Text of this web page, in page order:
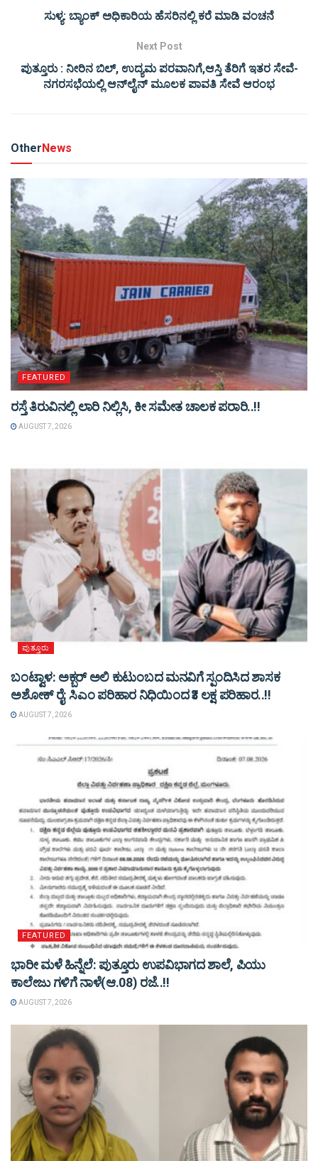
ಸುಳ್ಯ: ಬ್ಯಾಂಕ್‌ ಅಧಿಕಾರಿಯ ಹೆಸರಿನಲ್ಲಿ ಕರೆ ಮಾಡಿ ವಂಚನೆ
Next Post
ಪುತ್ತೂರು : ನೀರಿನ ಬಿಲ್, ಉದ್ಯಮ ಪರವಾನಿಗೆ,ಆಸ್ತಿ ತೆರಿಗೆ ಇತರ ಸೇವೆ-
ನಗರಸಭೆಯಲ್ಲಿ ಆನ್‌ಲೈನ್ ಮೂಲಕ ಪಾವತಿ ಸೇವೆ ಆರಂಭ
OtherNews
FEATURED
ರಸ್ತೆ ತಿರುವಿನಲ್ಲಿ ಲಾರಿ ನಿಲ್ಲಿಸಿ, ಕೀ ಸಮೇತ ಚಾಲಕ ಪರಾರಿ..!!
AUGUST 7, 2026
ಪುತ್ತೂರು
ಬಂಟ್ವಾಳ: ಅಕ್ಬರ್ ಅಲಿ ಕುಟುಂಬದ ಮನವಿಗೆ ಸ್ಪಂದಿಸಿದ ಶಾಸಕ
ಅಶೋಕ್ ರೈ: ಸಿಎಂ ಪರಿಹಾರ ನಿಧಿಯಿಂದ ₹3 ಲಕ್ಷ ಪರಿಹಾರ..!!
AUGUST 7, 2026
FEATURED
ಭಾರೀ ಮಳೆ ಹಿನ್ನೆಲೆ: ಪುತ್ತೂರು ಉಪವಿಭಾಗದ ಶಾಲೆ, ಪಿಯು
ಕಾಲೇಜು ಗಳಿಗೆ ನಾಳೆ(ಆ.08) ರಜೆ..!!
AUGUST 7, 2026